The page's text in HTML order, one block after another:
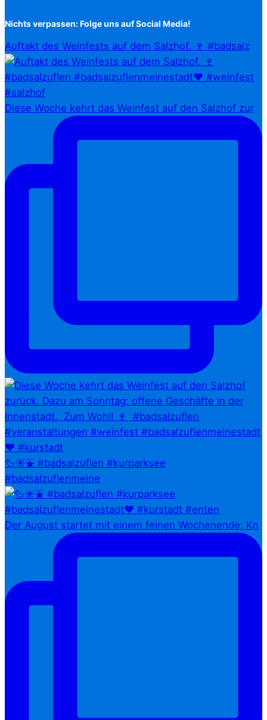
Nichts verpassen: Folge uns auf Social Media!
Auftakt des Weinfests auf dem Salzhof. 🍷 #badsalz
Diese Woche kehrt das Weinfest auf den Salzhof zur
🦆☀️⛲ #badsalzuflen #kurparksee
#badsalzuflenmeine
Der August startet mit einem feinen Wochenende: Kn